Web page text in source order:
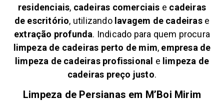
residenciais, cadeiras comerciais e cadeiras
de escritório, utilizando lavagem de cadeirase
extração profunda. Indicado para quem procura
limpeza de cadeiras perto de mim, empresa de
limpeza de cadeiras profissional e limpeza de
cadeiras preço justo.
Limpeza de Persianas em M’Boi Mirim